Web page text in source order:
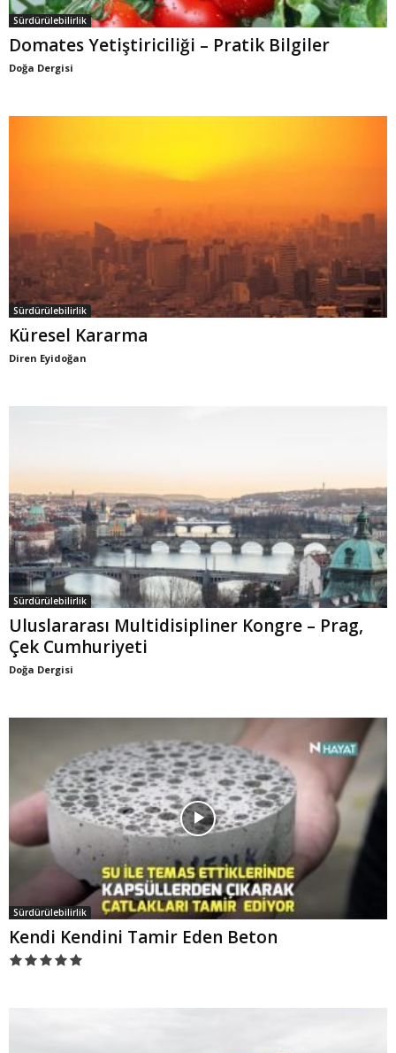
Sürdürülebilirlik
Domates Yetiştiriciliği – Pratik Bilgiler
Doğa Dergisi
Sürdürülebilirlik
Küresel Kararma
Diren Eyidoğan
Sürdürülebilirlik
Uluslararası Multidisipliner Kongre – Prag,
Çek Cumhuriyeti
Doğa Dergisi
Sürdürülebilirlik
Kendi Kendini Tamir Eden Beton